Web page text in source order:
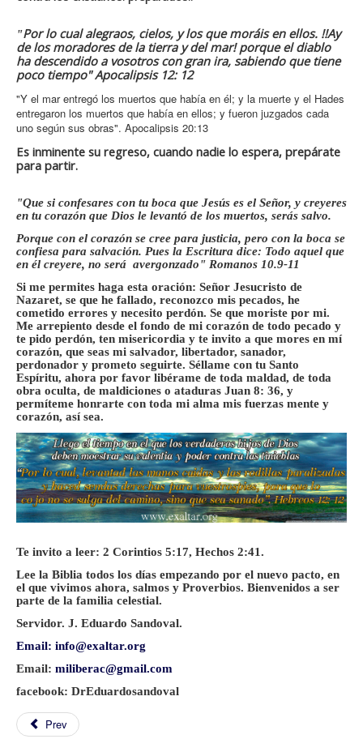
"Por lo cual alegraos, cielos, y los que moráis en ellos. !!Ay
de los moradores de la tierra y del mar! porque el diablo
ha descendido a vosotros con gran ira, sabiendo que tiene
poco tiempo" Apocalipsis 12: 12
"Y el mar entregó los muertos que había en él; y la muerte y el Hades
entregaron los muertos que había en ellos; y fueron juzgados cada
uno según sus obras". Apocalipsis 20:13
Es inminente su regreso, cuando nadie lo espera, prepárate
para partir.
"Que si confesares con tu boca que Jesús es el Señor, y creyeres
en tu corazón que Dios le levantó de los muertos, serás salvo.
Porque con el corazón se cree para justicia, pero con la boca se
confiesa para salvación. Pues la Escritura dice: Todo aquel que
en él creyere, no será avergonzado" Romanos 10.9-11
Si me permites haga esta oración: Señor Jesucristo de
Nazaret, se que he fallado, reconozco mis pecados, he
cometido errores y necesito perdón. Se que moriste por mi.
Me arrepiento desde el fondo de mi corazón de todo pecado y
te pido perdón, ten misericordia y te invito a que mores en mí
corazón, que seas mi salvador, libertador, sanador,
perdonador y prometo seguirte. Séllame con tu Santo
Espíritu, ahora por favor libérame de toda maldad, de toda
obra oculta, de maldiciones o ataduras Juan 8: 36, y
permíteme honrarte con toda mi alma mis fuerzas mente y
corazón, así sea.
Te invito a leer: 2 Corintios 5:17, Hechos 2:41.
Lee la Biblia todos los días empezando por el nuevo pacto, en
el que vivimos ahora, salmos y Proverbios. Bienvenidos a ser
parte de la familia celestial.
Servidor. J. Eduardo Sandoval.
Email: info@exaltar.org
Email: miliberac@gmail.com
facebook: DrEduardosandoval
Prev